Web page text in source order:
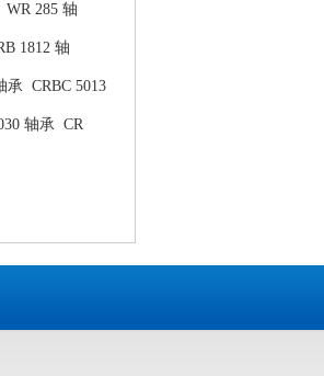
WR 285 轴
1812 轴
承 CRBC 5013
轴承 CR